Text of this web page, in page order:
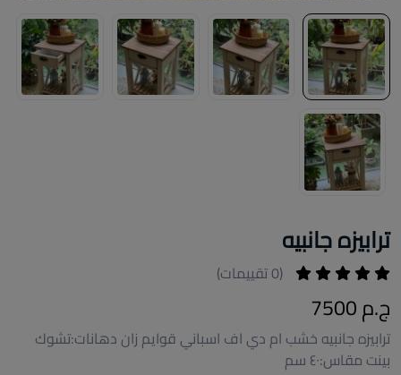
ترابيزه جانبيه
(0 تقييمات)
ج.م 7500
ترابيزه جانبيه خشب ام دي اف اسباني قوايم زان دهانات:تشوك
بينت مقاس:٤٠ سم